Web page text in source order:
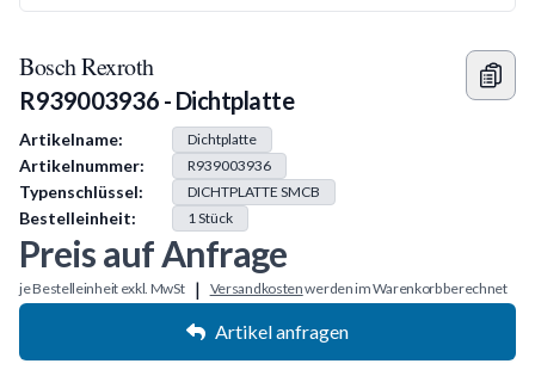
Bosch Rexroth
R939003936 - Dichtplatte
Produkt Information
Artikelname: Dichtplatte
Artikelnummer: R939003936
Typenschlüssel: DICHTPLATTE SMCB
Bestelleinheit: 1Stück
Preis auf Anfrage
je Bestelleinheit exkl. MwSt | Versandkostenwerden im Warenkorb berechnet
Artikel anfragen